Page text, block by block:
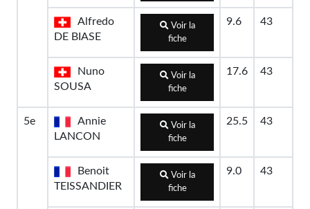
Alfredo
DE BIASE
Voir la
fiche
9.6 43
Nuno
SOUSA
Voir la
fiche
17.6 43
5e
Annie
LANCON
Voir la
fiche
25.5 43
Benoit
TEISSANDIER
Voir la
fiche
9.0 43